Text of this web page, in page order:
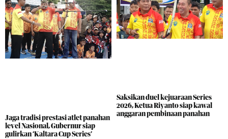
Jaga tradisi prestasi atlet panahan
level Nasional, Gubernur siap
gulirkan ‘Kaltara Cup Series’
Saksikan duel kejuaraan Series
2026, Ketua Riyanto siap kawal
anggaran pembinaan panahan